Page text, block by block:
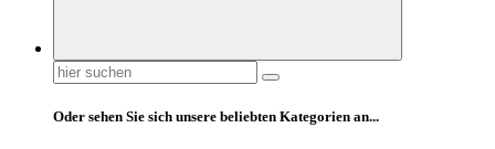
Suchen
nach:
Oder sehen Sie sich unsere beliebten Kategorien an...